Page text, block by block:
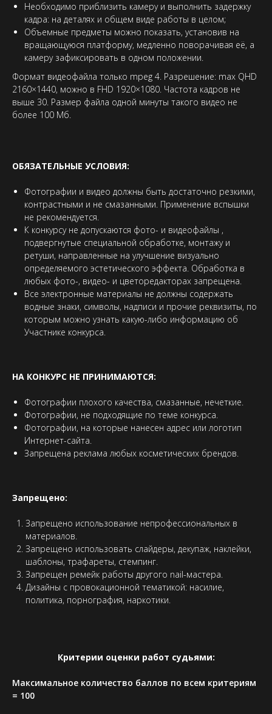
Необходимо приблизить камеру и выполнить задержку
кадра: на деталях и общем виде работы в целом;
Объемные предметы можно показать, установив на
вращающуюся платформу, медленно поворачивая её, а
камеру зафиксировать в одном положении.
Формат видеофайла только mpeg 4. Разрешение: max QHD
2160×1440, можно в FHD 1920×1080. Частота кадров не
выше 30. Размер файла одной минуты такого видео не
более 100 Мб.
ОБЯЗАТЕЛЬНЫЕ УСЛОВИЯ:
Фотографии и видео должны быть достаточно резкими,
контрастными и не смазанными. Применение вспышки
не рекомендуется.
К конкурсу не допускаются фото- и видеофайлы ,
подвергнутые специальной обработке, монтажу и
ретуши, направленные на улучшение визуально
определяемого эстетического эффекта. Обработка в
любых фото-, видео- и цветоредакторах запрещена.
Все электронные материалы не должны содержать
водные знаки, символы, надписи и прочие реквизиты, по
которым можно узнать какую-либо информацию об
Участнике конкурса.
НА КОНКУРС НЕ ПРИНИМАЮТСЯ:
Фотографии плохого качества, смазанные, нечеткие.
Фотографии, не подходящие по теме конкурса.
Фотографии, на которые нанесен адрес или логотип
Интернет-сайта.
Запрещена реклама любых косметических брендов.
Запрещено:
Запрещено использование непрофессиональных в
материалов.
Запрещено использовать слайдеры, декупаж, наклейки,
шаблоны, трафареты, стемпинг.
Запрещен ремейк работы другого nail-мастера.
Дизайны с провокационной тематикой: насилие,
политика, порнография, наркотики.
Критерии оценки работ судьями:
Максимальное количество баллов по всем критериям
= 100